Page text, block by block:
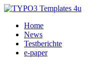
Home
News
Testberichte
e-paper